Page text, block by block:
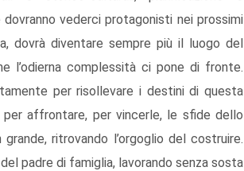
vederci protagonisti nei prossimi
dovrà diventare sempre più il luogo del
complessità ci pone di fronte.
per risollevare i destini di questa
affrontare, per vincerle, le sfide dello
ritrovando l’orgoglio del costruire.
padre di famiglia, lavorando senza sosta